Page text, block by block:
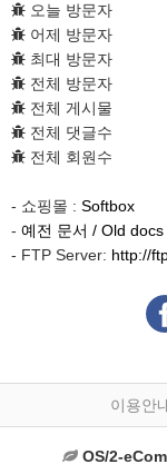
오늘 방문자
어제 방문자
최대 방문자
전체 방문자
전체 게시물
전체 댓글수
전체 회원수
- 쇼핑몰 : Softbox
- 예전 문서 / Old docs
- FTP Server: http://
이용안
OS/2-